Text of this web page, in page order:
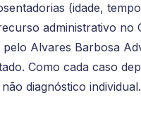
(idade,
administrativo no
Alvares Barbosa
Como cada caso
diagnóstico individual.